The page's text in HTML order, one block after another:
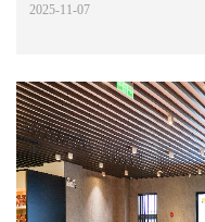
2025-11-07